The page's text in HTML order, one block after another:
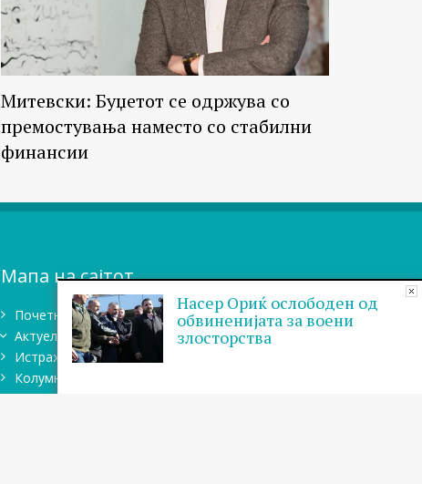
Митевски: Буџетот се одржува со
премостувања наместо со стабилни
финансии
Мапа на сајтот
Почетна
Актуелно
Истражувањa
Колумни
Блог
Насер Ориќ ослободен од
обвиненијата за воени
злосторства